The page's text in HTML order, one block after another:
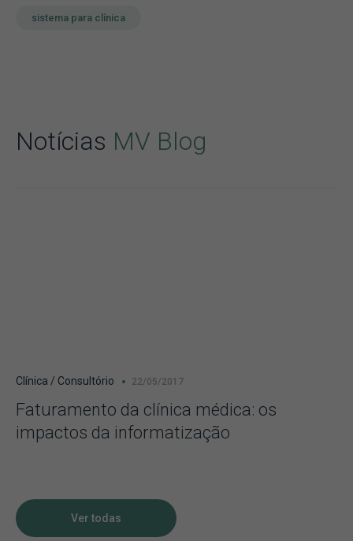
sistema para clínica
Notícias MV Blog
Clínica / Consultório 22/05/2017
Faturamento da clínica médica: os
impactos da informatização
Ver todas